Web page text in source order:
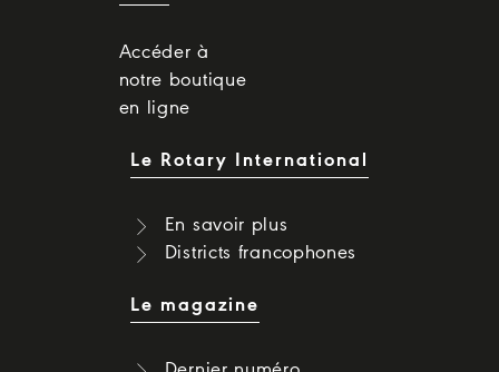
Accéder à
notre boutique
en ligne
Le Rotary International
En savoir plus
Districts francophones
Le magazine